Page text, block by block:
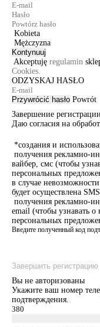
Kobieta
Mężczyzna
Kontynuuj
Akceptuję regulamin
Cookies.
ODZYSKAJ HASŁO
Przywrócić hasło Powrót
Завершение регистрации
Даю согласия на
*создания и
получения рекламно-
вайбер, смс (чтобы
персональных
в случае
будет осуществлена
получения рекламно-
email (чтобы узнавать о
персональных
Введите полученный код
Завершить регистрацию
Вы не авторизованы
Укажите ваш номер
подтверждения.